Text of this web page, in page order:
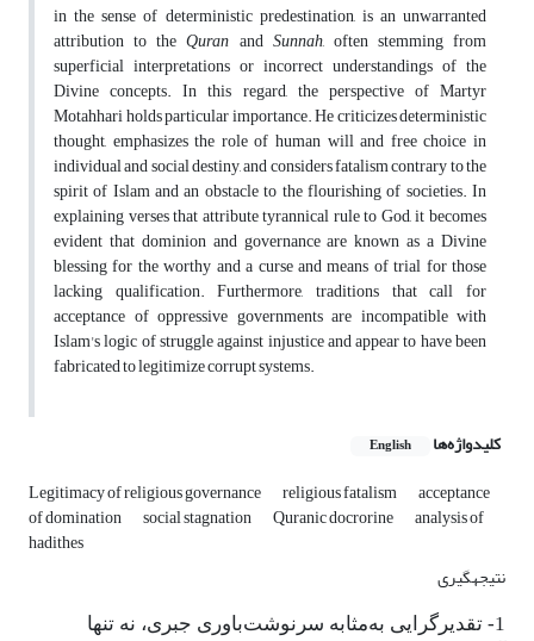
in the sense of deterministic predestination, is an unwarranted
attribution to theQuran and Sunnah, often stemming from
superficial interpretations or incorrect understandings of the
Divine concepts. In this regard, the perspective of Martyr
Motahhari holds particular importance. He criticizes deterministic
thought, emphasizes the role of human will and free choice in
individual and social destiny, and considers fatalism contrary to the
spirit of Islam and an obstacle to the flourishing of societies. In
explaining verses that attribute tyrannical rule to God, it becomes
evident that dominion and governance are known as a Divine
blessing for the worthy and a curse and means of trial for those
lacking qualification. Furthermore, traditions that call for
acceptance of oppressive governments are incompatible with
Islam's logic of struggle against injustice and appear to have been
fabricated to legitimize corrupt systems.
کلیدواژه‌ها English
Legitimacy of religious governance religious fatalism acceptance
of domination social stagnation Quranic docrorine analysis of
hadithes
نتیجه­گیری
1- تقدیرگرایی به‌مثابه سرنوشت‌باوری جبری، نه تنها